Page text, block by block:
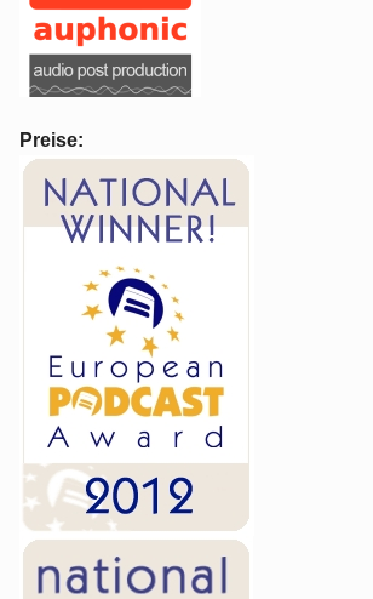
Preise: